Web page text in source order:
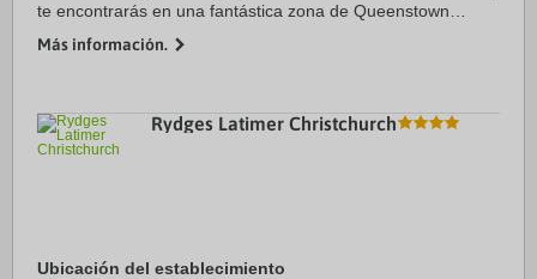
te encontrarás en una fantástica zona de Queenstown
Wakatipu y a apenas 6 min a pie de SKYCITY ...
Más información.
Rydges Latimer Christchurch
Ubicación del establecimiento